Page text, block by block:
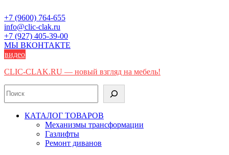
to
content
+7 (9600) 764-655
info@clic-clak.ru
+7 (927) 405-39-00
МЫ ВКОНТАКТЕ
видео
CLIC-CLAK.RU — новый взгляд на мебель!
КАТАЛОГ ТОВАРОВ
Механизмы трансформации
Газлифты
Ремонт диванов